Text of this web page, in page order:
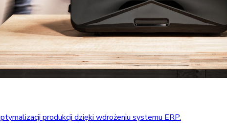
produkcji dzięki wdrożeniu systemu ERP.